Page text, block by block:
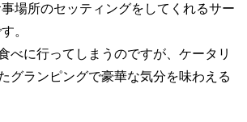
場所のセッティングをしてくれるサー
。
べに行ってしまうのですが、ケータリ
グランピングで豪華な気分を味わえる